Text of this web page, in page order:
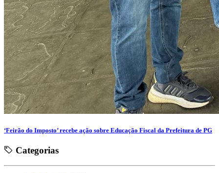
‘Feirão do Imposto’ recebe ação sobre Educação Fiscal da Prefeitura de PG
Categorias